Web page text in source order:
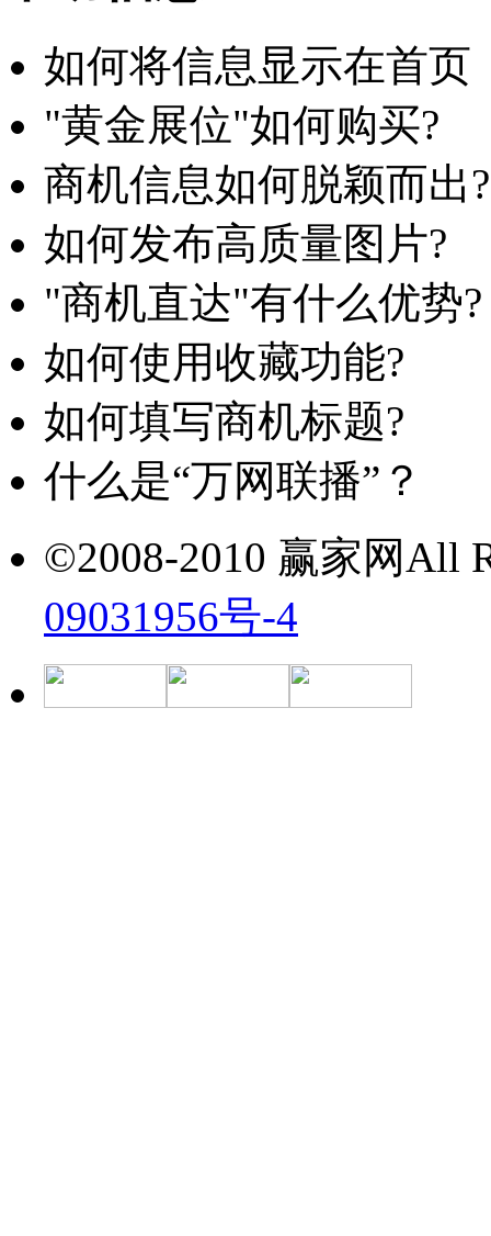
如何将信息显示在首页
"黄金展位"如何购买?
商机信息如何脱颖而出?
如何发布高质量图片?
"商机直达"有什么优势?
如何使用收藏功能?
如何填写商机标题?
什么是“万网联播”？
©2008-2010 赢家网All
09031956号-4